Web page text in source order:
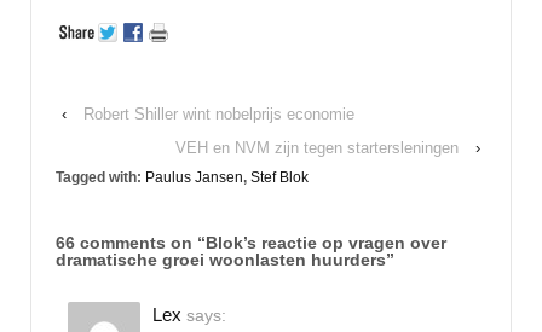
‹
Robert Shiller wint nobelprijs economie
VEH en NVM zijn tegen startersleningen
›
Tagged with: Paulus Jansen, Stef Blok
66 comments on “Blok’s reactie op vragen over
dramatische groei woonlasten huurders”
Lex says: